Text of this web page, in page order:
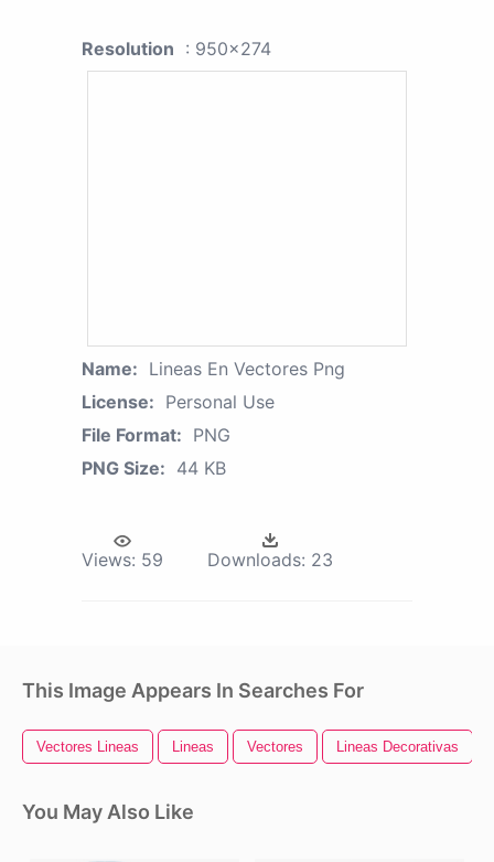
Resolution : 950x274
Name: Lineas En Vectores Png
License: Personal Use
File Format: PNG
PNG Size: 44 KB
Views: 59 Downloads: 23
This Image Appears In Searches For
Vectores Lineas Lineas Vectores Lineas Decorativas
You May Also Like